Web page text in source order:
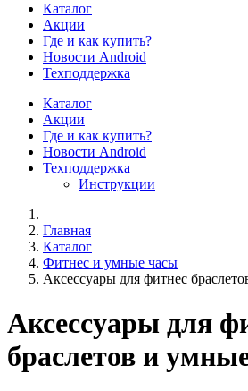
Каталог
Акции
Где и как купить?
Новости Android
Техподдержка
Каталог
Акции
Где и как купить?
Новости Android
Техподдержка
Инструкции
Главная
Каталог
Фитнес и умные часы
Аксессуары для фитнес
Аксессуары для
браслетов и